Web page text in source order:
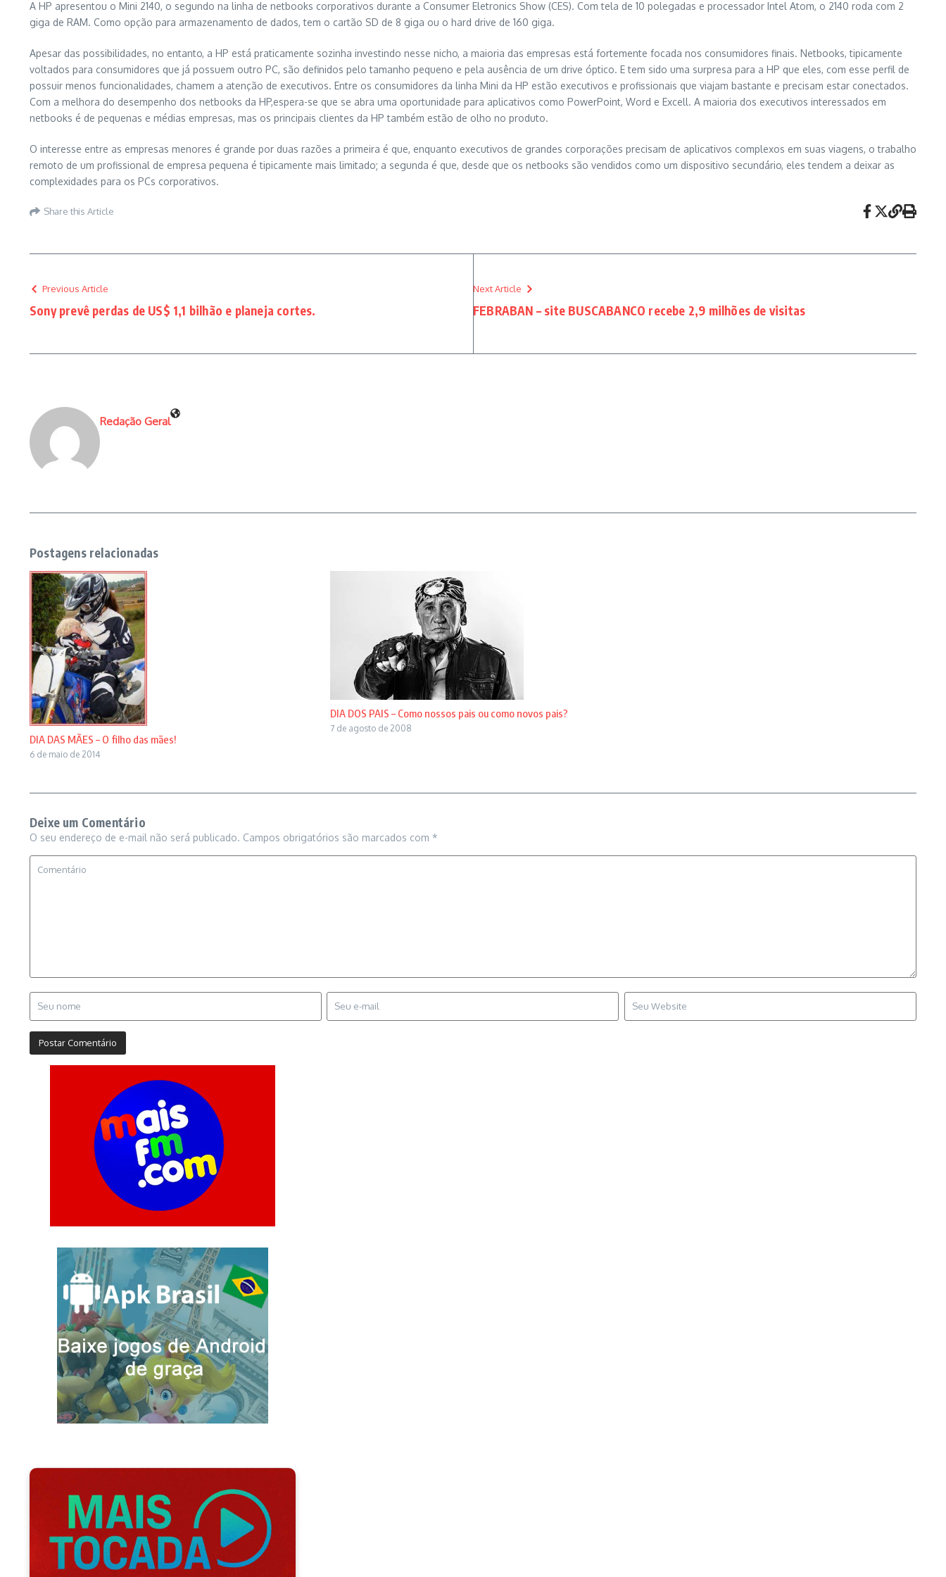
A HP apresentou o Mini 2140, o segundo na linha de netbooks corporativos durante a Consumer Eletronics Show (CES). Com tela de 10 polegadas e processador Intel Atom, o 2140 roda com 2
giga de RAM. Como opção para armazenamento de dados, tem o cartão SD de 8 giga ou o hard drive de 160 giga.
Apesar das possibilidades, no entanto, a HP está praticamente sozinha investindo nesse nicho, a maioria das empresas está fortemente focada nos consumidores finais. Netbooks, tipicamente
voltados para consumidores que já possuem outro PC, são definidos pelo tamanho pequeno e pela ausência de um drive óptico. E tem sido uma surpresa para a HP que eles, com esse perfil de
possuir menos funcionalidades, chamem a atenção de executivos. Entre os consumidores da linha Mini da HP estão executivos e profissionais que viajam bastante e precisam estar conectados.
Com a melhora do desempenho dos netbooks da HP,espera-se que se abra uma oportunidade para aplicativos como PowerPoint, Word e Excell. A maioria dos executivos interessados em
netbooks é de pequenas e médias empresas, mas os principais clientes da HP também estão de olho no produto.
O interesse entre as empresas menores é grande por duas razões a primeira é que, enquanto executivos de grandes corporações precisam de aplicativos complexos em suas viagens, o trabalho
remoto de um profissional de empresa pequena é tipicamente mais limitado; a segunda é que, desde que os netbooks são vendidos como um dispositivo secundário, eles tendem a deixar as
complexidades para os PCs corporativos.
Share this Article
Previous Article
Sony prevê perdas de US$ 1,1 bilhão e planeja cortes.
Next Article
FEBRABAN – site BUSCABANCO recebe 2,9 milhões de visitas
Redação Geral
Postagens relacionadas
DIA DAS MÃES – O filho das mães!
6 de maio de 2014
DIA DOS PAIS – Como nossos pais ou como novos pais?
7 de agosto de 2008
Deixe um Comentário
O seu endereço de e-mail não será publicado. Campos obrigatórios são marcados com *